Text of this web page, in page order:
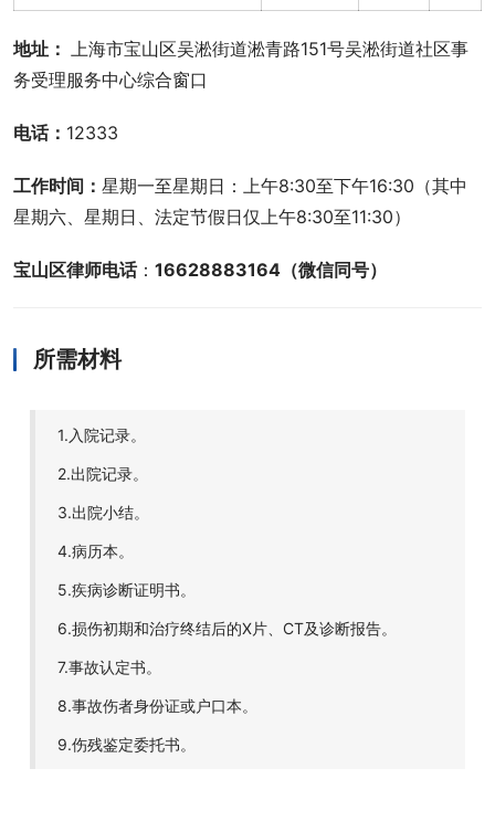
地址： 上海市宝山区吴淞街道淞青路151号吴淞街道社区事
务受理服务中心综合窗口
电话： 12333
工作时间： 星期一至星期日：上午8:30至下午16:30（其中
星期六、星期日、法定节假日仅上午8:30至11:30）
宝山区律师电话： 16628883164（微信同号）
所需材料
1.入院记录。
2.出院记录。
3.出院小结。
4.病历本。
5.疾病诊断证明书。
6.损伤初期和治疗终结后的X片、CT及诊断报告。
7.事故认定书。
8.事故伤者身份证或户口本。
9.伤残鉴定委托书。